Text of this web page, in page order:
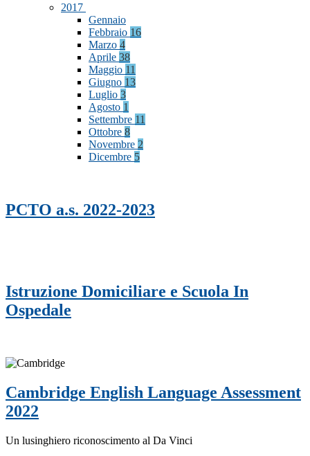
2017
Gennaio
Febbraio 16
Marzo 4
Aprile 38
Maggio 11
Giugno 13
Luglio 3
Agosto 1
Settembre 11
Ottobre 8
Novembre 2
Dicembre 5
PCTO a.s. 2022-2023
Istruzione Domiciliare e Scuola In
Ospedale
Cambridge English Language Assessment
2022
Un lusinghiero riconoscimento al Da Vinci